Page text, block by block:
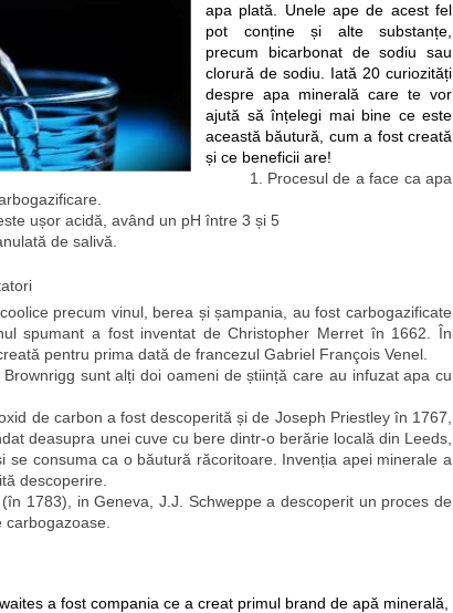
apa plată. Unele ape de acest fel
pot conține și alte substanțe,
precum bicarbonat de sodiu sau
clorură de sodiu. Iată 20 curiozități
despre apa minerală care te vor
ajută să înțelegi mai bine ce este
această băutură, cum a fost creată
și ce beneficii are!
1. Procesul de a face ca apa
ușor acidă, având un pH între 3 și 5
de salivă.
precum vinul, berea și șampania, au fost carbogazificate
spumant a fost inventat de Christopher Merret în 1662. În
pentru prima dată de francezul Gabriel François Venel.
sunt alți doi oameni de știință care au infuzat apa cu
de carbon a fost descoperită și de Joseph Priestley în 1767,
deasupra unei cuve cu bere dintr-o berărie locală din Leeds,
se consuma ca o băutură răcoritoare. Invenția apei minerale a
descoperire.
1783), in Geneva, J.J. Schweppe a descoperit un proces de
a fost compania ce a creat primul brand de apă minerală,